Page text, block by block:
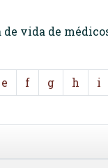
vida de
e f g h i